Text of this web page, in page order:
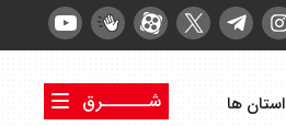
استان ها
شــــــرق